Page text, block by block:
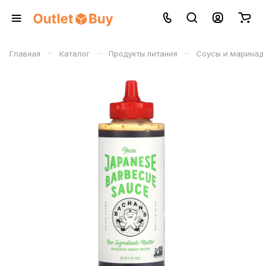
Главная – Каталог – Продукты питания – Соусы и